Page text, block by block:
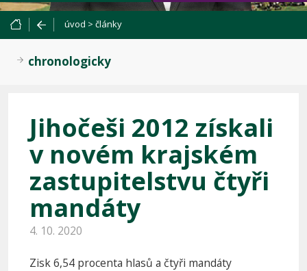
úvod > články
chronologicky
Jihočeši 2012 získali
v novém krajském
zastupitelstvu čtyři
mandáty
4. 10. 2020
Zisk 6,54 procenta hlasů a čtyři mandáty